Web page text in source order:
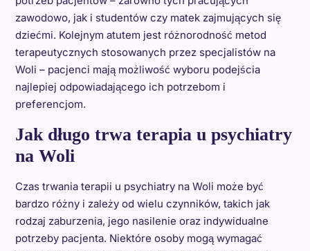
zawodowo, jak i studentów czy matek zajmujących się
dziećmi. Kolejnym atutem jest różnorodność metod
terapeutycznych stosowanych przez specjalistów na
Woli – pacjenci mają możliwość wyboru podejścia
najlepiej odpowiadającego ich potrzebom i
preferencjom.
Jak długo trwa terapia u psychiatry
na Woli
Czas trwania terapii u psychiatry na Woli może być
bardzo różny i zależy od wielu czynników, takich jak
rodzaj zaburzenia, jego nasilenie oraz indywidualne
potrzeby pacjenta. Niektóre osoby mogą wymagać